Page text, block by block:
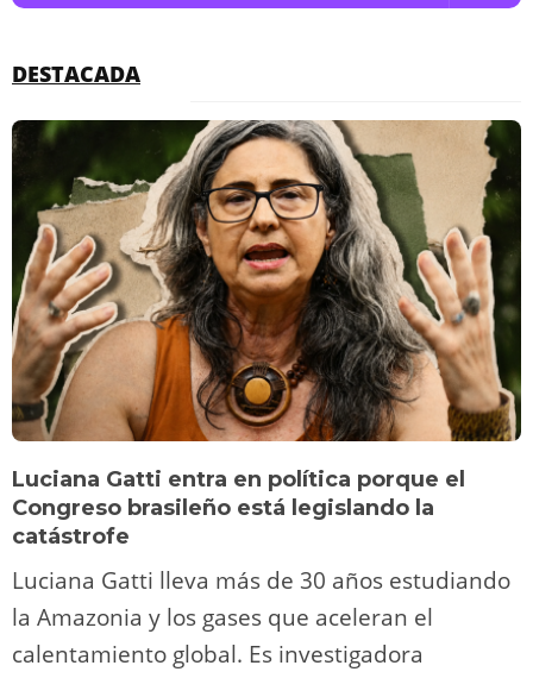
DESTACADA
Luciana Gatti entra en política porque el
Congreso brasileño está legislando la
catástrofe
Luciana Gatti lleva más de 30 años estudiando
la Amazonia y los gases que aceleran el
calentamiento global. Es investigadora